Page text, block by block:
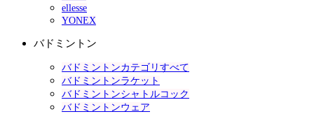
ellesse
YONEX
バドミントン
バドミントンカテゴリすべて
バドミントンラケット
バドミントンシャトルコック
バドミントンウェア